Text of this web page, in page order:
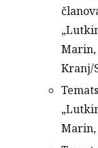
Kranj/
Marin,